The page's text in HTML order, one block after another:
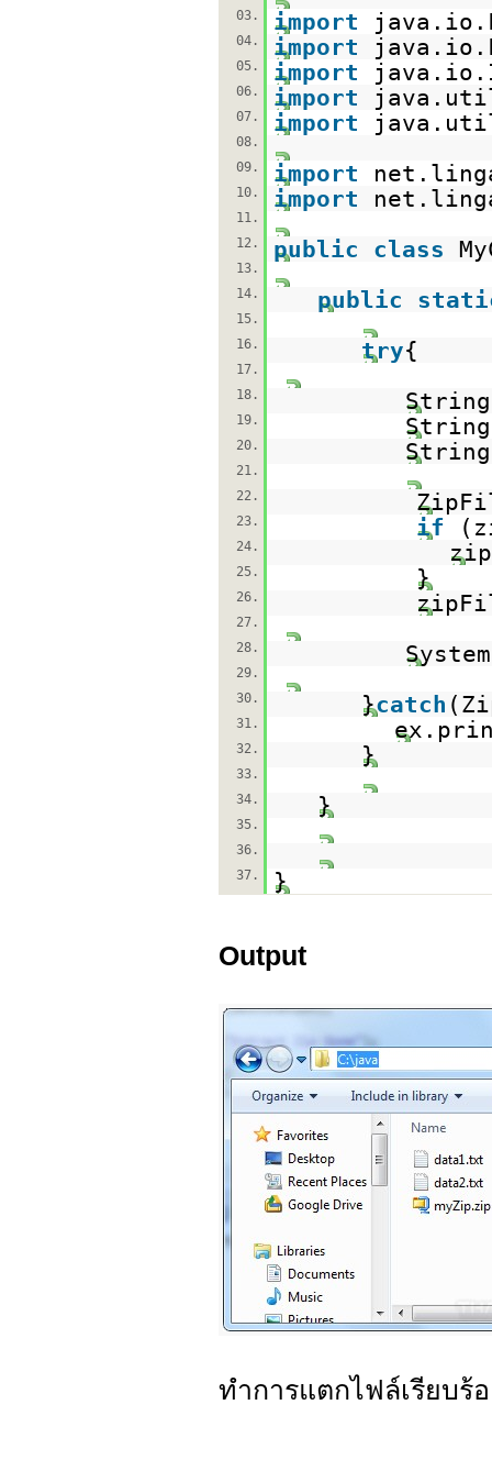
03.
import
04. import
05. import
06. import
07. import
08.
09.
import
10. import
11.
12.
public class
13.
14.
public
15.
16.
try{
17.
18.
19.
20.
21.
22.
23. if
24.
25. }
26.
27.
28.
29.
30.
}catch
31.
32. }
33.
34.
}
35.
36.
37.
}
Output
ทำการแตกไฟล์เรียบร้